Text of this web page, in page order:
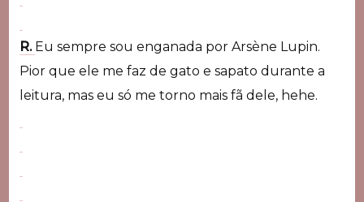
R. Eu sempre sou enganada por Arsène Lupin.
Pior que ele me faz de gato e sapato durante a
leitura, mas eu só me torno mais fã dele, hehe.